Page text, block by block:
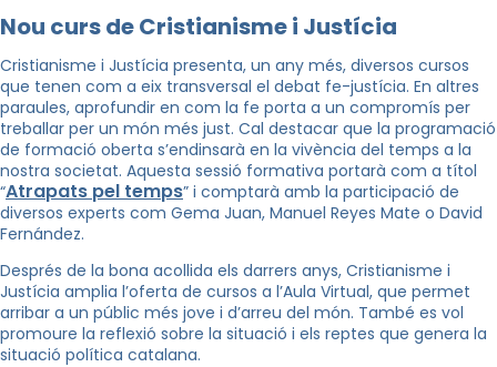
Nou curs de Cristianisme i Justícia
Cristianisme i Justícia presenta, un any més, diversos cursos
que tenen com a eix transversal el debat fe-justícia. En altres
paraules, aprofundir en com la fe porta a un compromís per
treballar per un món més just. Cal destacar que la programació
de formació oberta s’endinsarà en la vivència del temps a la
nostra societat. Aquesta sessió formativa portarà com a títol
“Atrapats pel temps” i comptarà amb la participació de
diversos experts com Gema Juan, Manuel Reyes Mate o David
Fernández.
Després de la bona acollida els darrers anys, Cristianisme i
Justícia amplia l’oferta de cursos a l’Aula Virtual, que permet
arribar a un públic més jove i d’arreu del món. També es vol
promoure la reflexió sobre la situació i els reptes que genera la
situació política catalana.